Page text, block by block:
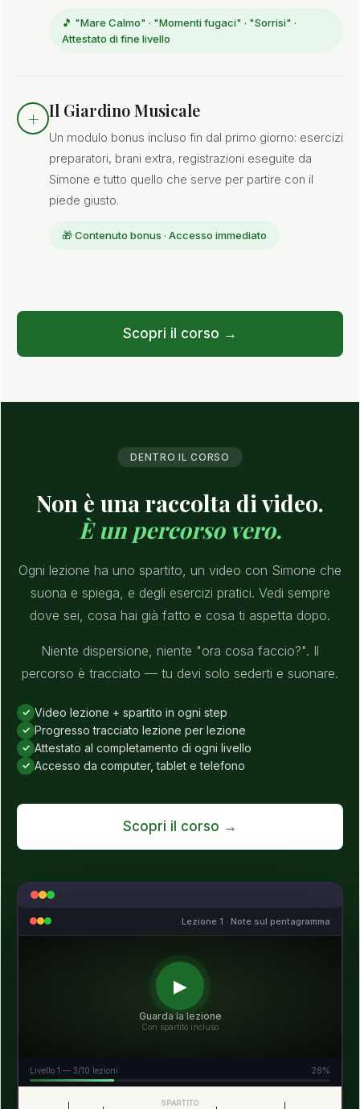
🎵 "Mare Calmo" · "Momenti fugaci" · "Sorrisi" ·
Attestato di fine livello
+ Il Giardino Musicale
Un modulo bonus incluso fin dal primo giorno: esercizi
preparatori, brani extra, registrazioni eseguite da
Simone e tutto quello che serve per partire con il
piede giusto.
🎁 Contenuto bonus · Accesso immediato
Scopri il corso →
DENTRO IL CORSO
Non è una raccolta di video.
È un percorso vero.
Ogni lezione ha uno spartito, un video con Simone che
suona e spiega, e degli esercizi pratici. Vedi sempre
dove sei, cosa hai già fatto e cosa ti aspetta dopo.
Niente dispersione, niente "ora cosa faccio?". Il
percorso è tracciato — tu devi solo sederti e suonare.
Video lezione + spartito in ogni step
Progresso tracciato lezione per lezione
Attestato al completamento di ogni livello
Accesso da computer, tablet e telefono
Scopri il corso →
Lezione 1 · Note sul pentagramma
▶
Guarda la lezione
Con spartito incluso
Livello 1 — 3/10 lezioni 28%
SPARTITO